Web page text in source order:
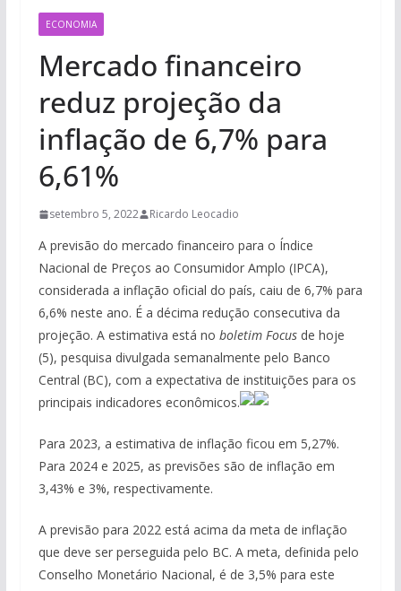
ECONOMIA
Mercado financeiro
reduz projeção da
inflação de 6,7% para
6,61%
setembro 5, 2022 Ricardo Leocadio
A previsão do mercado financeiro para o Índice
Nacional de Preços ao Consumidor Amplo (IPCA),
considerada a inflação oficial do país, caiu de 6,7% para
6,6% neste ano. É a décima redução consecutiva da
projeção. A estimativa está no boletim Focusde hoje
(5), pesquisa divulgada semanalmente pelo Banco
Central (BC), com a expectativa de instituições para os
principais indicadores econômicos.
Para 2023, a estimativa de inflação ficou em 5,27%.
Para 2024 e 2025, as previsões são de inflação em
3,43% e 3%, respectivamente.
A previsão para 2022 está acima da meta de inflação
que deve ser perseguida pelo BC. A meta, definida pelo
Conselho Monetário Nacional, é de 3,5% para este